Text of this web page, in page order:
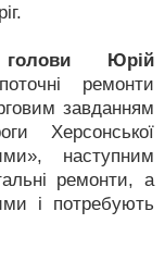
Юрій
ремонти
завданням
Херсонської
наступним
ремонти, а
і потребують